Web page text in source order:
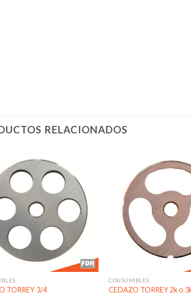
RELACIONADOS
Añadir
a la
lista de
deseos
TORREY 3/4
CONSUMIBLES
CEDAZO TORREY 2k o